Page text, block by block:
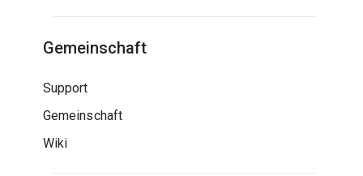
Gemeinschaft
Support
Gemeinschaft
Wiki